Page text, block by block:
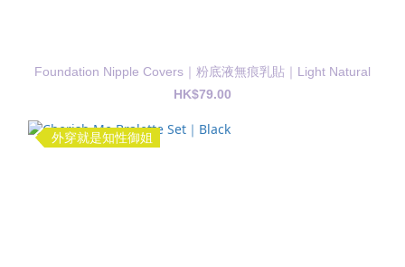
Foundation Nipple Covers｜粉底液無痕乳貼｜Light Natural
HK$79.00
外穿就是知性御姐